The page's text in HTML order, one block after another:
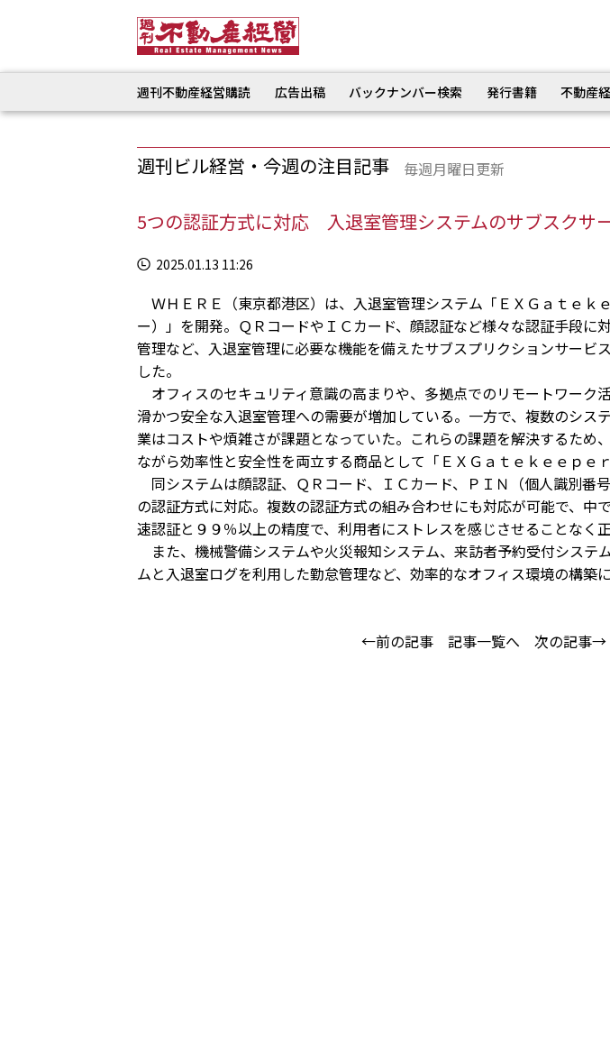
週刊不動産経営購読 広告出稿 バックナンバー検索 発行書籍 不動産
週刊ビル経営・今週の注目記事 毎週月曜日更新
5つの認証方式に対応 入退室管理システムのサブスクサ
2025.01.13 11:26
ＷＨＥＲＥ（東京都港区）は、入退室管理システム「ＥＸＧａｔｅｋ
ー）」を開発。ＱＲコードやＩＣカード、顔認証など様々な認証手段に
管理など、入退室管理に必要な機能を備えたサブスプリクションサービ
した。
オフィスのセキュリティ意識の高まりや、多拠点でのリモートワーク
滑かつ安全な入退室管理への需要が増加している。一方で、複数のシス
業はコストや煩雑さが課題となっていた。これらの課題を解決するため
ながら効率性と安全性を両立する商品として「ＥＸＧａｔｅｋｅｅｐｅ
同システムは顔認証、ＱＲコード、ＩＣカード、ＰＩＮ（個人識別番
の認証方式に対応。複数の認証方式の組み合わせにも対応が可能で、中
速認証と９９％以上の精度で、利用者にストレスを感じさせることなく
また、機械警備システムや火災報知システム、来訪者予約受付システ
ムと入退室ログを利用した勤怠管理など、効率的なオフィス環境の構築
←前の記事 記事一覧へ 次の記事→